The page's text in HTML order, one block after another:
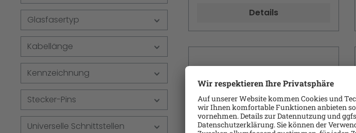
Glasfasertyp
Kabellänge
Kennzeichnung
Stecker-Pins
Universelle Schnittstellen
Details